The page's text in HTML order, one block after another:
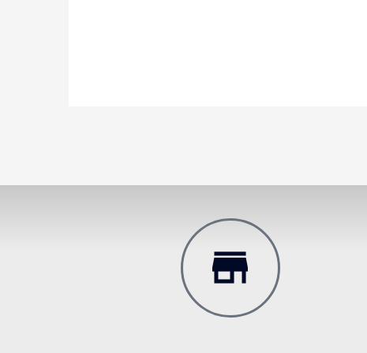
Trabajando siempre con lo mejor!!
comprado en Danny Records